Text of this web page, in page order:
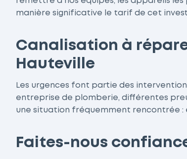
manière significative le tarif de cet
Canalisation à
Hauteville
Les urgences font partie des
entreprise de plomberie, différentes
une situation fréquemment rencontrée
Faites-nous